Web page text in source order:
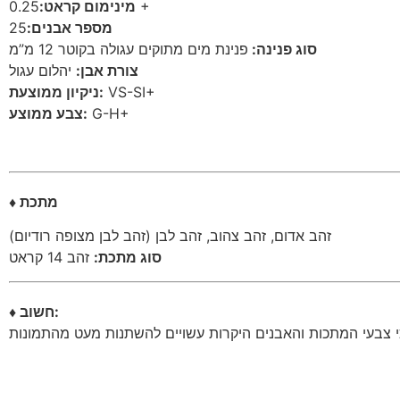
מינימום קראט: 0.25 +
מספר אבנים:25
סוג פנינה: פנינת מים מתוקים עגולה בקוטר 12 מ”מ
צורת אבן: יהלום עגול
ניקיון ממוצעת: VS-SI+
צבע ממוצע: G-H+
♦ מתכת
זהב אדום, זהב צהוב, זהב לבן (זהב לבן מצופה רודיום)
סוג מתכת: זהב 14 קראט
♦ חשוב: